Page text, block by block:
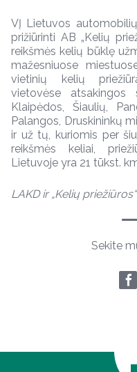
VĮ Lietuvos
prižiūrinti AB „Kelių
reikšmės kelių būklę
mažesniuose
vietinių kelių
vietovėse atsakingos
Klaipėdos, Šiaulių,
Palangos, Druskininkų
ir už tų, kuriomis per
reikšmės keliai,
Lietuvoje yra 21 tūkst.
LAKD ir „Kelių
Sekite